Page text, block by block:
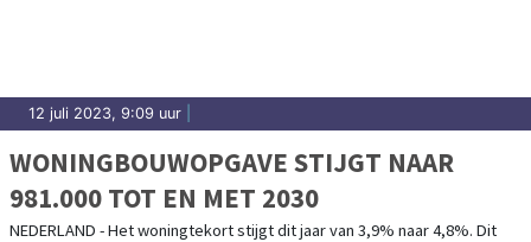
12 juli 2023, 9:09 uur
WONINGBOUWOPGAVE STIJGT NAAR
981.000 TOT EN MET 2030
NEDERLAND - Het woningtekort stijgt dit jaar van 3,9% naar 4,8%. Dit